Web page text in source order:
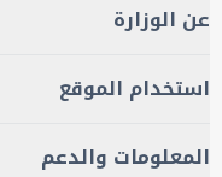
عن الوزارة
استخدام الموقع
المعلومات والدعم